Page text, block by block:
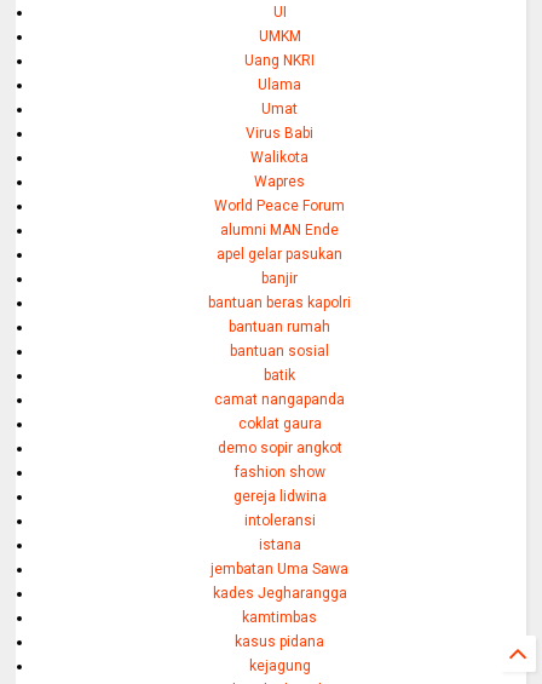
UI
UMKM
Uang NKRI
Ulama
Umat
Virus Babi
Walikota
Wapres
World Peace Forum
alumni MAN Ende
apel gelar pasukan
banjir
bantuan beras kapolri
bantuan rumah
bantuan sosial
batik
camat nangapanda
coklat gaura
demo sopir angkot
fashion show
gereja lidwina
intoleransi
istana
jembatan Uma Sawa
kades Jegharangga
kamtimbas
kasus pidana
kejagung